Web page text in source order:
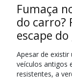
Fumaça
do carro?
escape
Apesar de existir
veículos antigos
resistentes, a